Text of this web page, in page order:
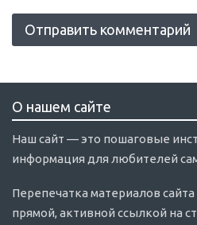
О нашем сайте
Наш сайт — это пошаговые
информация для любителей
Перепечатка материалов
прямой, активной ссылкой на